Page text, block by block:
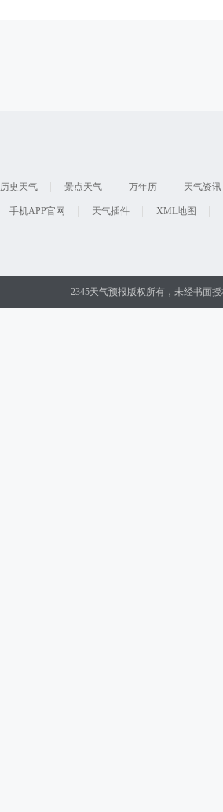
历史天气 景点天气 万年历 天气资讯
手机APP官网 天气插件 XML地图
2345天气预报版权所有，未经书面